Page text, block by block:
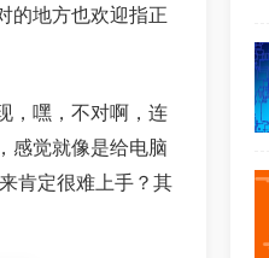
的地方也欢迎指正
，嘿，不对啊，连
感觉就像是给电脑
肯定很难上手？其